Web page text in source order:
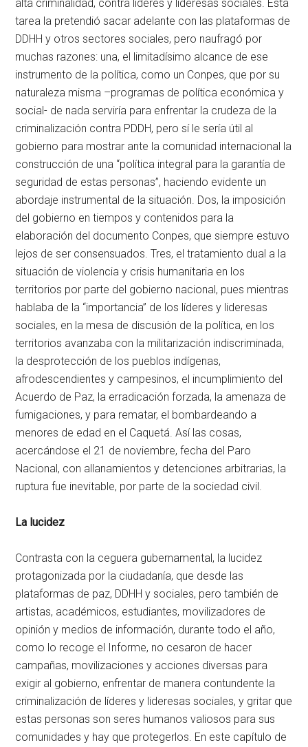
alta criminalidad, contra líderes y lideresas sociales. Esta
tarea la pretendió sacar adelante con las plataformas de
DDHH y otros sectores sociales, pero naufragó por
muchas razones: una, el limitadísimo alcance de ese
instrumento de la política, como un Conpes, que por su
naturaleza misma –programas de política económica y
social- de nada serviría para enfrentar la crudeza de la
criminalización contra PDDH, pero sí le sería útil al
gobierno para mostrar ante la comunidad internacional la
construcción de una “política integral para la garantía de
seguridad de estas personas”, haciendo evidente un
abordaje instrumental de la situación. Dos, la imposición
del gobierno en tiempos y contenidos para la
elaboración del documento Conpes, que siempre estuvo
lejos de ser consensuados. Tres, el tratamiento dual a la
situación de violencia y crisis humanitaria en los
territorios por parte del gobierno nacional, pues mientras
hablaba de la “importancia” de los líderes y lideresas
sociales, en la mesa de discusión de la política, en los
territorios avanzaba con la militarización indiscriminada,
la desprotección de los pueblos indígenas,
afrodescendientes y campesinos, el incumplimiento del
Acuerdo de Paz, la erradicación forzada, la amenaza de
fumigaciones, y para rematar, el bombardeando a
menores de edad en el Caquetá. Así las cosas,
acercándose el 21 de noviembre, fecha del Paro
Nacional, con allanamientos y detenciones arbitrarias, la
ruptura fue inevitable, por parte de la sociedad civil.
La lucidez
Contrasta con la ceguera gubernamental, la lucidez
protagonizada por la ciudadanía, que desde las
plataformas de paz, DDHH y sociales, pero también de
artistas, académicos, estudiantes, movilizadores de
opinión y medios de información, durante todo el año,
como lo recoge el Informe, no cesaron de hacer
campañas, movilizaciones y acciones diversas para
exigir al gobierno, enfrentar de manera contundente la
criminalización de líderes y lideresas sociales, y gritar que
estas personas son seres humanos valiosos para sus
comunidades y hay que protegerlos. En este capítulo de